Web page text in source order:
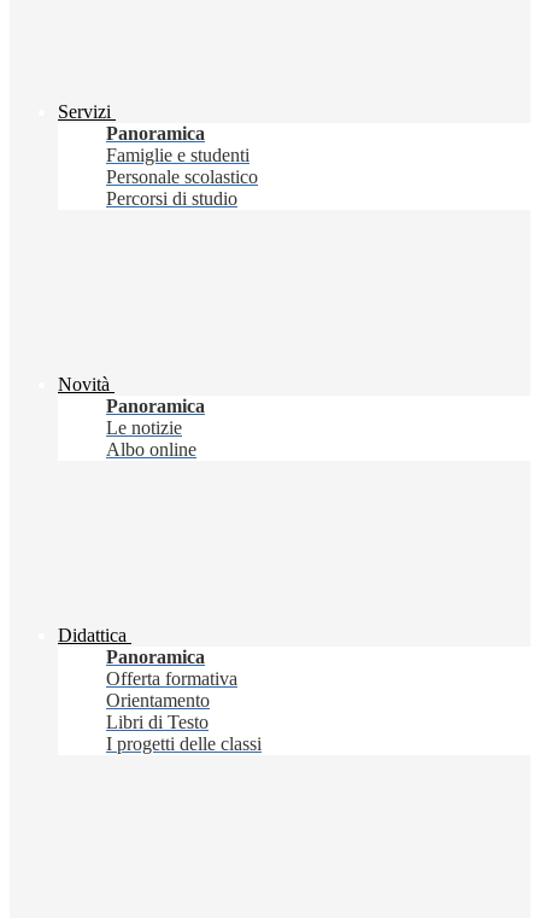
Servizi
Panoramica
Famiglie e studenti
Personale scolastico
Percorsi di studio
Novità
Panoramica
Le notizie
Albo online
Didattica
Panoramica
Offerta formativa
Orientamento
Libri di Testo
I progetti delle classi